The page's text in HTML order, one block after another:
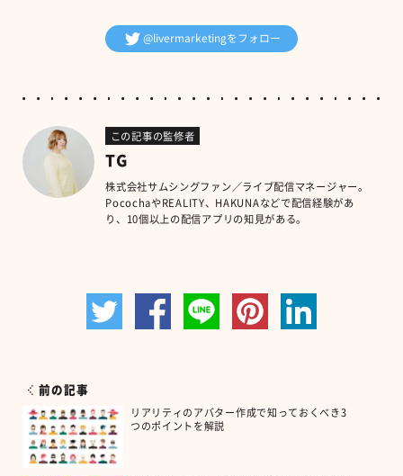
@livermarketingをフォロー
この記事の監修者
TG
株式会社サムシングファン／ライブ配信マネージャー。
PocochaやREALITY、HAKUNAなどで配信経験があ
り、10個以上の配信アプリの知見がある。
前の記事
リアリティのアバター作成で知っておくべき3
つのポイントを解説